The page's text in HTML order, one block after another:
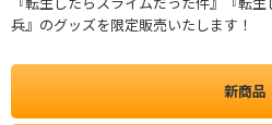
兵』のグッズを限定販売いたします！
新商品